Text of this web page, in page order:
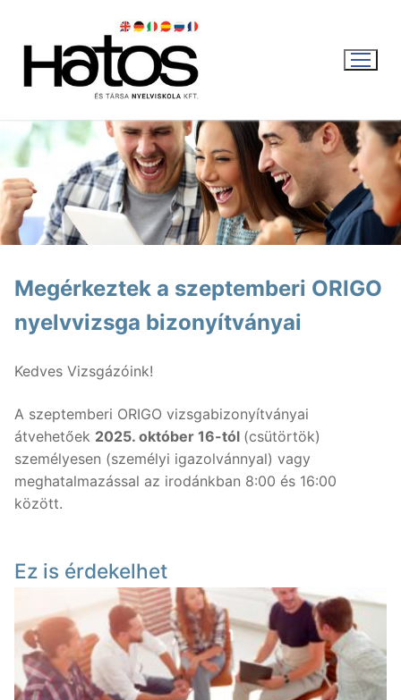
tartalomra
WEBSHOP
Magyar
Nyelvtanfolyamok
Lakossági nyelvtanfolyamok
Szaknyelvi nyelvtanfolyamok
Nyelvvizsga előkészítő tanfolyamok
Vállalati nyelvtanfolyamok
Nyelvvizsgák
Tanárainknak
Módszertani központ
Megérkeztek a szeptemberi ORIGO
nyelvvizsga bizonyítványai
Kedves Vizsgázóink!
A szeptemberi ORIGO vizsgabizonyítványai
átvehetőek 2025. október 16-tól (csütörtök)
személyesen (személyi igazolvánnyal) vagy
meghatalmazással az irodánkban 8:00 és 16:00
között.
Ez is érdekelhet